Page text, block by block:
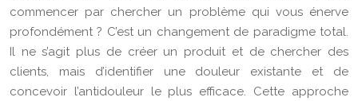
commencer par chercher un problème qui vous énerve
profondément ? C’est un changement de paradigme total.
Il ne s’agit plus de créer un produit et de chercher des
clients, mais d’identifier une douleur existante et de
concevoir l’antidouleur le plus efficace. Cette approche